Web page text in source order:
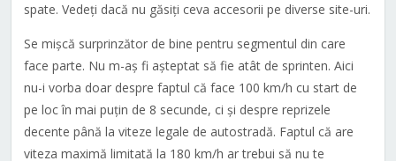
spate. Vedeți dacă nu găsiți ceva accesorii pe diverse site-uri.
Se mișcă surprinzător de bine pentru segmentul din care
face parte. Nu m-aș fi așteptat să fie atât de sprinten. Aici
nu-i vorba doar despre faptul că face 100 km/h cu start de
pe loc în mai puțin de 8 secunde, ci și despre reprizele
decente până la viteze legale de autostradă. Faptul că are
viteza maximă limitată la 180 km/h ar trebui să nu te